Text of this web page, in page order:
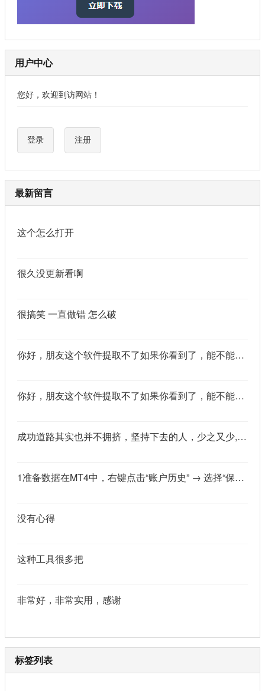
用户中心
您好，欢迎到访网站！
登录 注册
最新留言
这个怎么打开
很久没更新看啊
很搞笑 一直做错 怎么破
你好，朋友这个软件提取不了如果你看到了，能不能把这个纯净版的发我邮箱里不
你好，朋友这个软件提取不了如果你看到了，能不能把这个纯净版的发我邮箱里不
成功道路其实也并不拥挤，坚持下去的人，少之又少,说的真好
1准备数据在MT4中，右键点击“账户历史” → 选择“保存为详细户口结单” → 保存为一个HTML文件。用Excel打开这个HTML文件，或者打开它并复制全部内容，粘贴到一个空白Excel工作表中。2使用你的.xlsm文件打开你已经保存好的“MT4报表合并神器.xlsm”文件。将上一步中未处理的两行数据，复制并粘贴到这个.xlsm文件的第一个工作表中。3运行宏在Excel中，按快捷键 Alt + F8 打开“宏”对话框。选择名为 MergeMT4Statement_Ultimate 的宏，然后点击“执行”或“运行”。4完成宏运行后，你会发现原本错位成两行的数据，已经自动合并成一行了。
没有心得
这种工具很多把
非常好，非常实用，感谢
标签列表